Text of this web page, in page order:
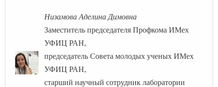
Низамова Аделина Димовна
Заместитель председателя Профкома ИМех
УФИЦ РАН,
председатель Совета молодых ученых ИМех
УФИЦ РАН,
старший научный сотрудник лаборатории